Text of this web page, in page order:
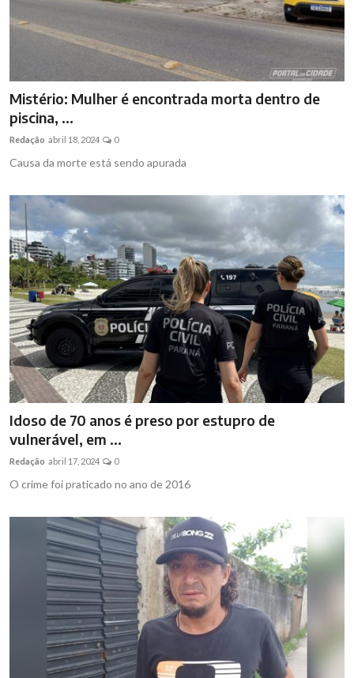
Mistério: Mulher é encontrada morta dentro de
piscina, ...
Redação abril 18, 2024 0
Causa da morte está sendo apurada
Idoso de 70 anos é preso por estupro de
vulnerável, em ...
Redação abril 17, 2024 0
O crime foi praticado no ano de 2016